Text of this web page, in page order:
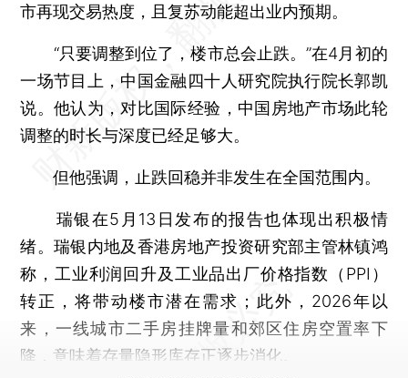
市再现交易热度，且复苏动能超出业内预期。
“只要调整到位了，楼市总会止跌。”在4月初的
一场节目上，中国金融四十人研究院执行院长郭凯
说。他认为，对比国际经验，中国房地产市场此轮
调整的时长与深度已经足够大。
但他强调，止跌回稳并非发生在全国范围内。
瑞银在5月13日发布的报告也体现出积极情
绪。瑞银内地及香港房地产投资研究部主管林镇鸿
称，工业利润回升及工业品出厂价格指数（PPI）
转正，将带动楼市潜在需求；此外，2026年以
来，一线城市二手房挂牌量和郊区住房空置率下
降，意味着存量隐形库存正逐步消化。